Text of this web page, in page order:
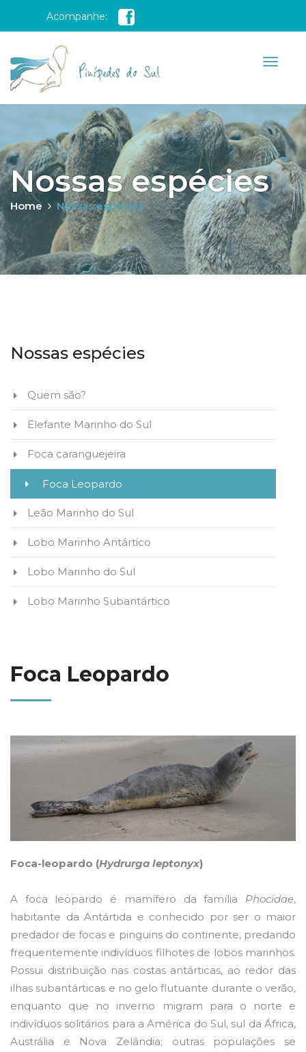
Acompanhe:
Nossas espécies
Home Nossas espécies
Nossas espécies
Quem são?
Elefante Marinho do Sul
Foca caranguejeira
Foca Leopardo
Leão Marinho do Sul
Lobo Marinho Antártico
Lobo Marinho do Sul
Lobo Marinho Subantártico
Foca Leopardo
Foca-leopardo (Hydrurga leptonyx)
A foca leopardo é mamífero da família Phocidae,
habitante da Antártida e conhecido por ser o maior
predador de focas e pinguins do continente, predando
frequentemente indivíduos filhotes de lobos marinhos.
Possui distribuição nas costas antárticas, ao redor das
ilhas subantárticas e no gelo flutuante durante o verão,
enquanto que no inverno migram para o norte e
indivíduos solitários para a América do Sul, sul da África,
Austrália e Nova Zelândia; outras populações se